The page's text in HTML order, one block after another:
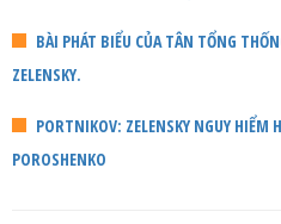
BÀI PHÁT BIỂU CỦA TÂN TỔNG
ZELENSKY.
PORTNIKOV: ZELENSKY NGUY
POROSHENKO